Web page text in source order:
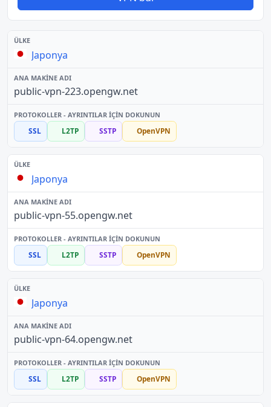
Japonya
public-vpn-223.opengw.net
SSL L2TP SSTP OpenVPN
Japonya
public-vpn-55.opengw.net
SSL L2TP SSTP OpenVPN
Japonya
public-vpn-64.opengw.net
SSL L2TP SSTP OpenVPN